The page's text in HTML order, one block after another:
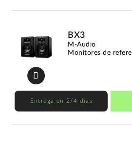
BX3
M-Audio
Monitores de
Entrega en 2/4 días